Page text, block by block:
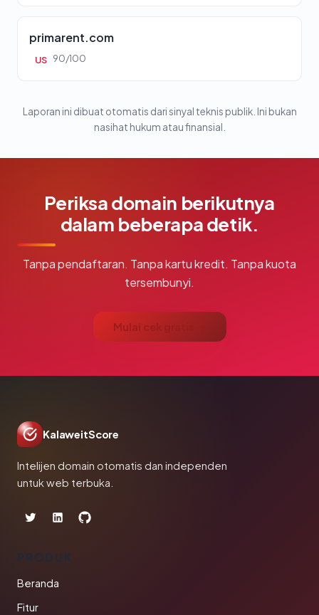
primarent.com
US 90/100
Laporan ini dibuat otomatis dari sinyal teknis publik. Ini bukan
nasihat hukum atau finansial.
Periksa domain berikutnya
dalam beberapa detik.
Tanpa pendaftaran. Tanpa kartu kredit. Tanpa kuota
tersembunyi.
Mulai cek gratis →
KalaweitScore
Intelijen domain otomatis dan independen
untuk web terbuka.
PRODUK
Beranda
Fitur